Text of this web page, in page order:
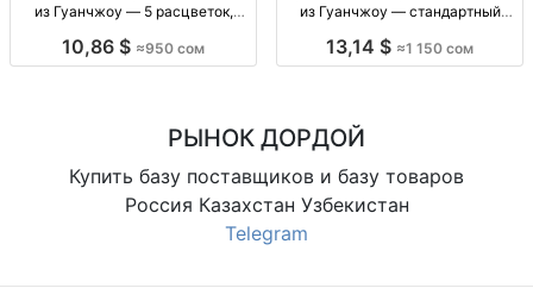
из Гуанчжоу — 5 расцветок,
бомбер, люкс, Гуанчжоу, р-р
10,86 $ ≈950 сом
из Гуанчжоу — стандартный
бомбер, люкс, пр-во Гуанчжоу,
13,14 $ ≈1 150 сом
РЫНОК ДОРДОЙ
Купить базу поставщиков и базу товаров
Россия Казахстан Узбекистан
Telegram